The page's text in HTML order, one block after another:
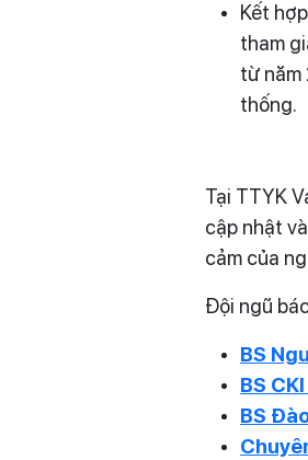
Kết
tham
từ năm
thống.
Tại TTYK
cập nhật
cảm của
Đội ngũ
BS
BS
BS